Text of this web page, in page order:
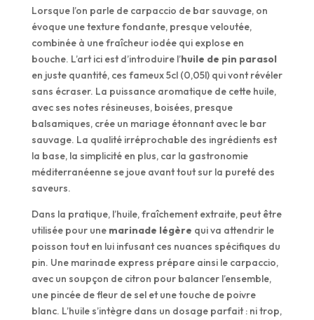
Lorsque l’on parle de carpaccio de bar sauvage, on
évoque une texture fondante, presque veloutée,
combinée à une fraîcheur iodée qui explose en
bouche. L’art ici est d’introduire l’huile de pin parasol
en juste quantité, ces fameux 5cl (0,05l) qui vont révéler
sans écraser. La puissance aromatique de cette huile,
avec ses notes résineuses, boisées, presque
balsamiques, crée un mariage étonnant avec le bar
sauvage. La qualité irréprochable des ingrédients est
la base, la simplicité en plus, car la gastronomie
méditerranéenne se joue avant tout sur la pureté des
saveurs.
Dans la pratique, l’huile, fraîchement extraite, peut être
utilisée pour une marinade légère qui va attendrir le
poisson tout en lui infusant ces nuances spécifiques du
pin. Une marinade express prépare ainsi le carpaccio,
avec un soupçon de citron pour balancer l’ensemble,
une pincée de fleur de sel et une touche de poivre
blanc. L’huile s’intègre dans un dosage parfait : ni trop,